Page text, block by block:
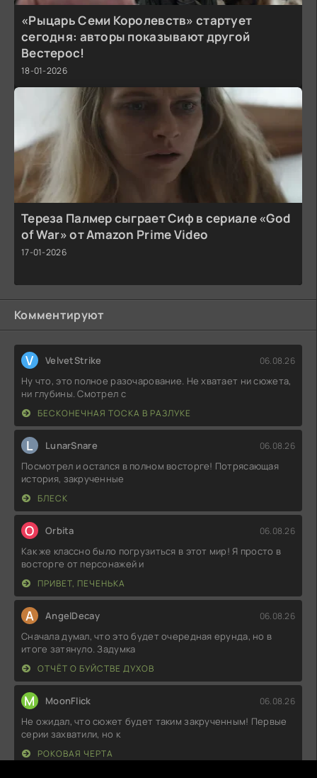
«Рыцарь Семи Королевств» стартует
сегодня: авторы показывают другой
Вестерос!
18-01-2026
Тереза Палмер сыграет Сиф в сериале «God
of War» от Amazon Prime Video
17-01-2026
Комментируют
V VelvetStrike 06.08.26
Ну что, это полное разочарование. Не хватает ни сюжета,
ни глубины. Смотрел с
БЕСКОНЕЧНАЯ ТОСКА В РАЗЛУКЕ
L LunarSnare 06.08.26
Посмотрел и остался в полном восторге! Потрясающая
история, закрученные
БЛЕСК
O Orbita 06.08.26
Как же классно было погрузиться в этот мир! Я просто в
восторге от персонажей и
ПРИВЕТ, ПЕЧЕНЬКА
A AngelDecay 06.08.26
Сначала думал, что это будет очередная ерунда, но в
итоге затянуло. Задумка
ОТЧЁТ О БУЙСТВЕ ДУХОВ
M MoonFlick 06.08.26
Не ожидал, что сюжет будет таким закрученным! Первые
серии захватили, но к
РОКОВАЯ ЧЕРТА